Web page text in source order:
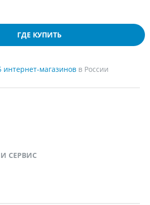
ГДЕ КУПИТЬ
интернет-магазинов в России
СЕРВИС